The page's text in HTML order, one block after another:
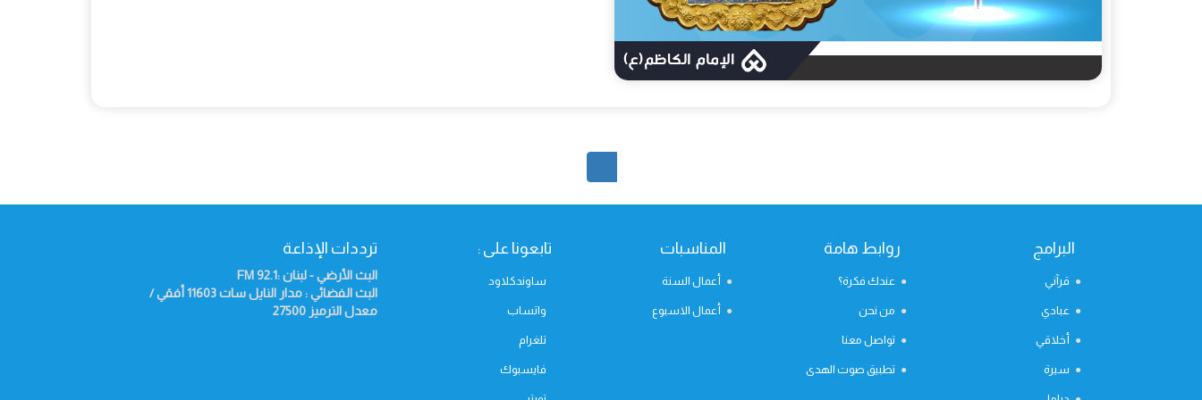
البرامج
قرآني
عبادي
أخلاقي
سيرة
روابط هامة
عندك فكرة؟
من نحن
تواصل معنا
تطبيق صوت الهدى
المناسبات
أعمال السنة
أعمال الاسبوع
تابعونا على :
ساوندكلاود
واتساب
تلغرام
فايسبوك
ترددات الإذاعة
البث الأرضي - لبنان :92.1
FM
البث الفضائي : مدار النايل سات 11603 أفقي /
معدل الترميز 27500